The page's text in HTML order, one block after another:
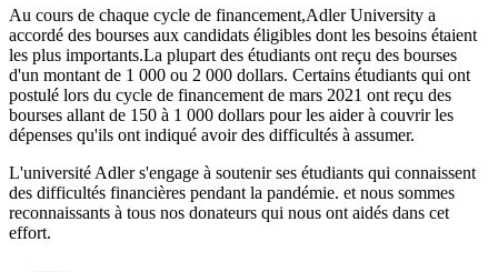
Au cours de chaque cycle de financement,Adler University a
accordé des bourses aux candidats éligibles dont les besoins étaient
les plus importants.La plupart des étudiants ont reçu des bourses
d'un montant de 1 000 ou 2 000 dollars. Certains étudiants qui ont
postulé lors du cycle de financement de mars 2021 ont reçu des
bourses allant de 150 à 1 000 dollars pour les aider à couvrir les
dépenses qu'ils ont indiqué avoir des difficultés à assumer.
L'université Adler s'engage à soutenir ses étudiants qui connaissent
des difficultés financières pendant la pandémie. et nous sommes
reconnaissants à tous nos donateurs qui nous ont aidés dans cet
effort.